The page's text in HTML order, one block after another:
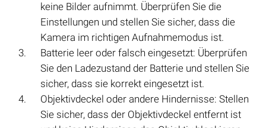
keine Bilder aufnimmt. Überprüfen Sie die
Einstellungen und stellen Sie sicher, dass die
Kamera im richtigen Aufnahmemodus ist.
Batterie leer oder falsch eingesetzt: Überprüfen
Sie den Ladezustand der Batterie und stellen Sie
sicher, dass sie korrekt eingesetzt ist.
Objektivdeckel oder andere Hindernisse: Stellen
Sie sicher, dass der Objektivdeckel entfernt ist